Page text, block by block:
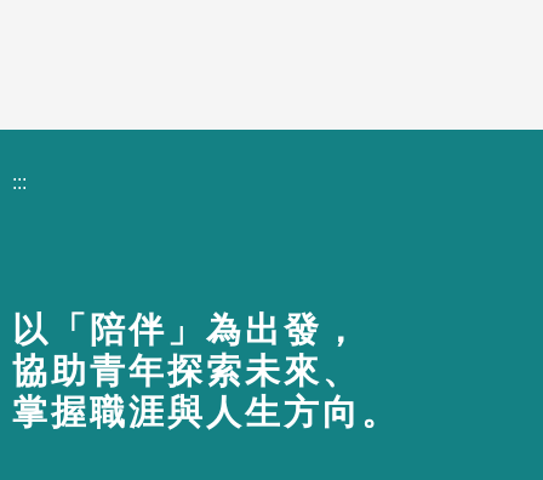
:::
以「陪伴」為出發，
協助青年探索未來、
掌握職涯與人生方向。